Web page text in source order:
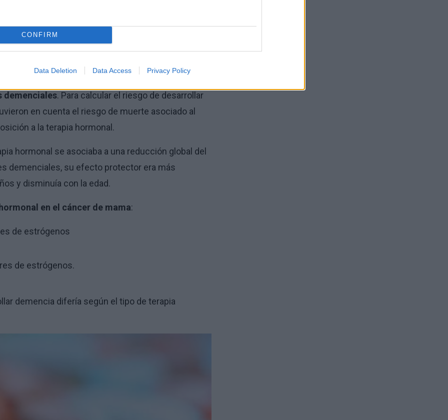
CONFIRM
Data Deletion Data Access Privacy Policy
de uso de terapia hormonal antes del
el 66% recibióterapia hormonal en los tres
las que no recibieron este tratamiento
demenciales. Para calcular el riesgo de desarrollar
en cuenta el riesgo de muerte asociado al
a la terapia hormonal.
hormonal se asociaba a una reducción global del
demenciales, su efecto protector era más
y disminuía con la edad.
en el cáncer de mama:
de estrógenos
de estrógenos.
demencia difería según el tipo de terapia